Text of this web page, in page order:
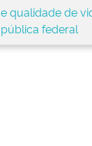
e qualidade de
pública federal